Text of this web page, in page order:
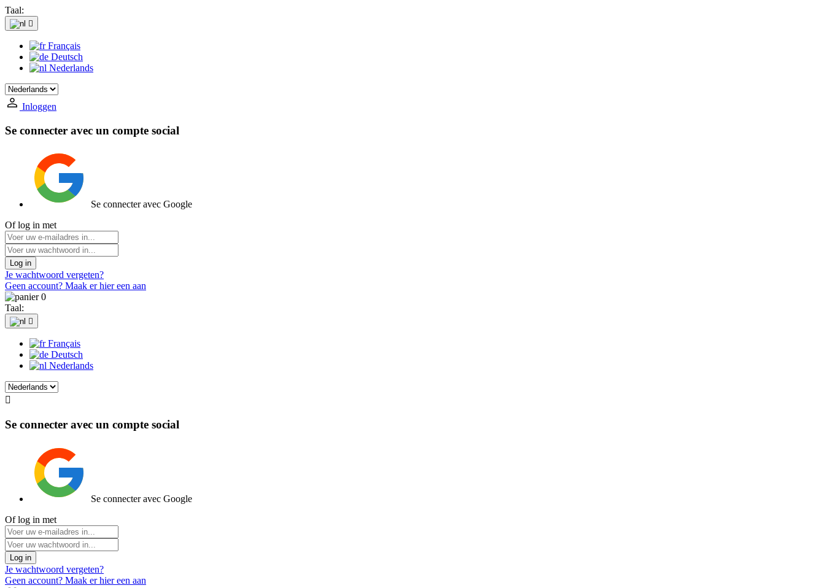
Taal:

Français
Deutsch
Nederlands
Inloggen
Se connecter avec un compte social
Se connecter avec Google
Of log in met
Log in
Je wachtwoord vergeten?
Geen account? Maak er hier een aan
0
Taal:

Français
Deutsch
Nederlands

Se connecter avec un compte social
Se connecter avec Google
Of log in met
Log in
Je wachtwoord vergeten?
Geen account? Maak er hier een aan